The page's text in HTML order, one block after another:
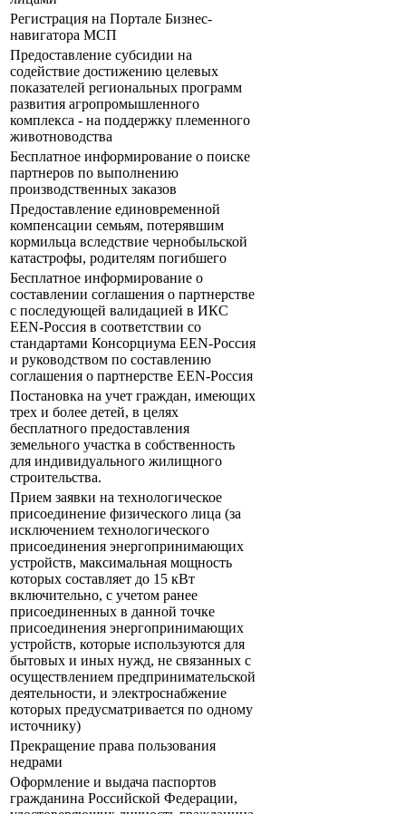
Регистрация на Портале Бизнес-
навигатора МСП
Предоставление субсидии на
содействие достижению целевых
показателей региональных программ
развития агропромышленного
комплекса - на поддержку племенного
животноводства
Бесплатное информирование о поиске
партнеров по выполнению
производственных заказов
Предоставление единовременной
компенсации семьям, потерявшим
кормильца вследствие чернобыльской
катастрофы, родителям погибшего
Бесплатное информирование о
составлении соглашения о партнерстве
с последующей валидацией в ИКС
EEN-Россия в соответствии со
стандартами Консорциума EEN-Россия
и руководством по составлению
соглашения о партнерстве EEN-Россия
Постановка на учет граждан, имеющих
трех и более детей, в целях
бесплатного предоставления
земельного участка в собственность
для индивидуального жилищного
строительства.
Прием заявки на технологическое
присоединение физического лица (за
исключением технологического
присоединения энергопринимающих
устройств, максимальная мощность
которых составляет до 15 кВт
включительно, с учетом ранее
присоединенных в данной точке
присоединения энергопринимающих
устройств, которые используются для
бытовых и иных нужд, не связанных с
осуществлением предпринимательской
деятельности, и электроснабжение
которых предусматривается по одному
источнику)
Прекращение права пользования
недрами
Оформление и выдача паспортов
гражданина Российской Федерации,